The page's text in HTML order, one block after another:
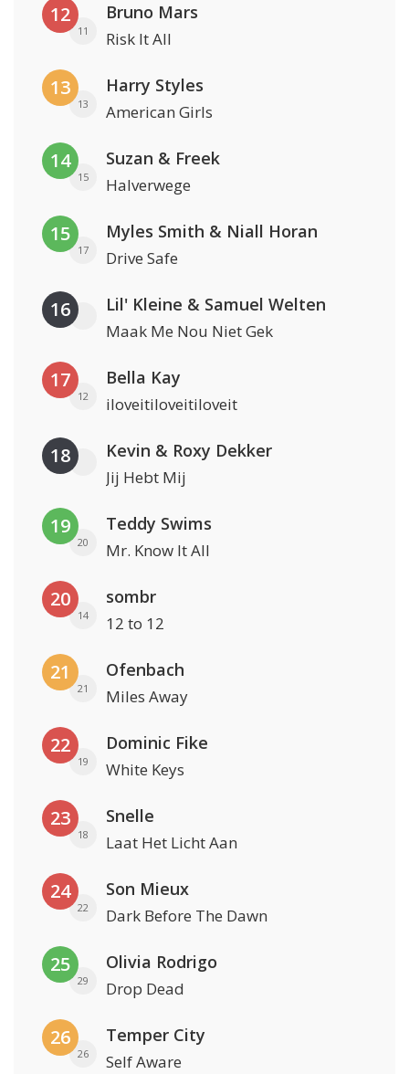
12
11
Bruno Mars
Risk It All
13
13
Harry Styles
American Girls
14
15
Suzan & Freek
Halverwege
15
17
Myles Smith & Niall Horan
Drive Safe
16 Lil' Kleine & Samuel Welten
Maak Me Nou Niet Gek
17
12
Bella Kay
iloveitiloveitiloveit
18 Kevin & Roxy Dekker
Jij Hebt Mij
19
20
Teddy Swims
Mr. Know It All
20
14
sombr
12 to 12
21
21
Ofenbach
Miles Away
22
19
Dominic Fike
White Keys
23
18
Snelle
Laat Het Licht Aan
24
22
Son Mieux
Dark Before The Dawn
25
29
Olivia Rodrigo
Drop Dead
26
26
Temper City
Self Aware